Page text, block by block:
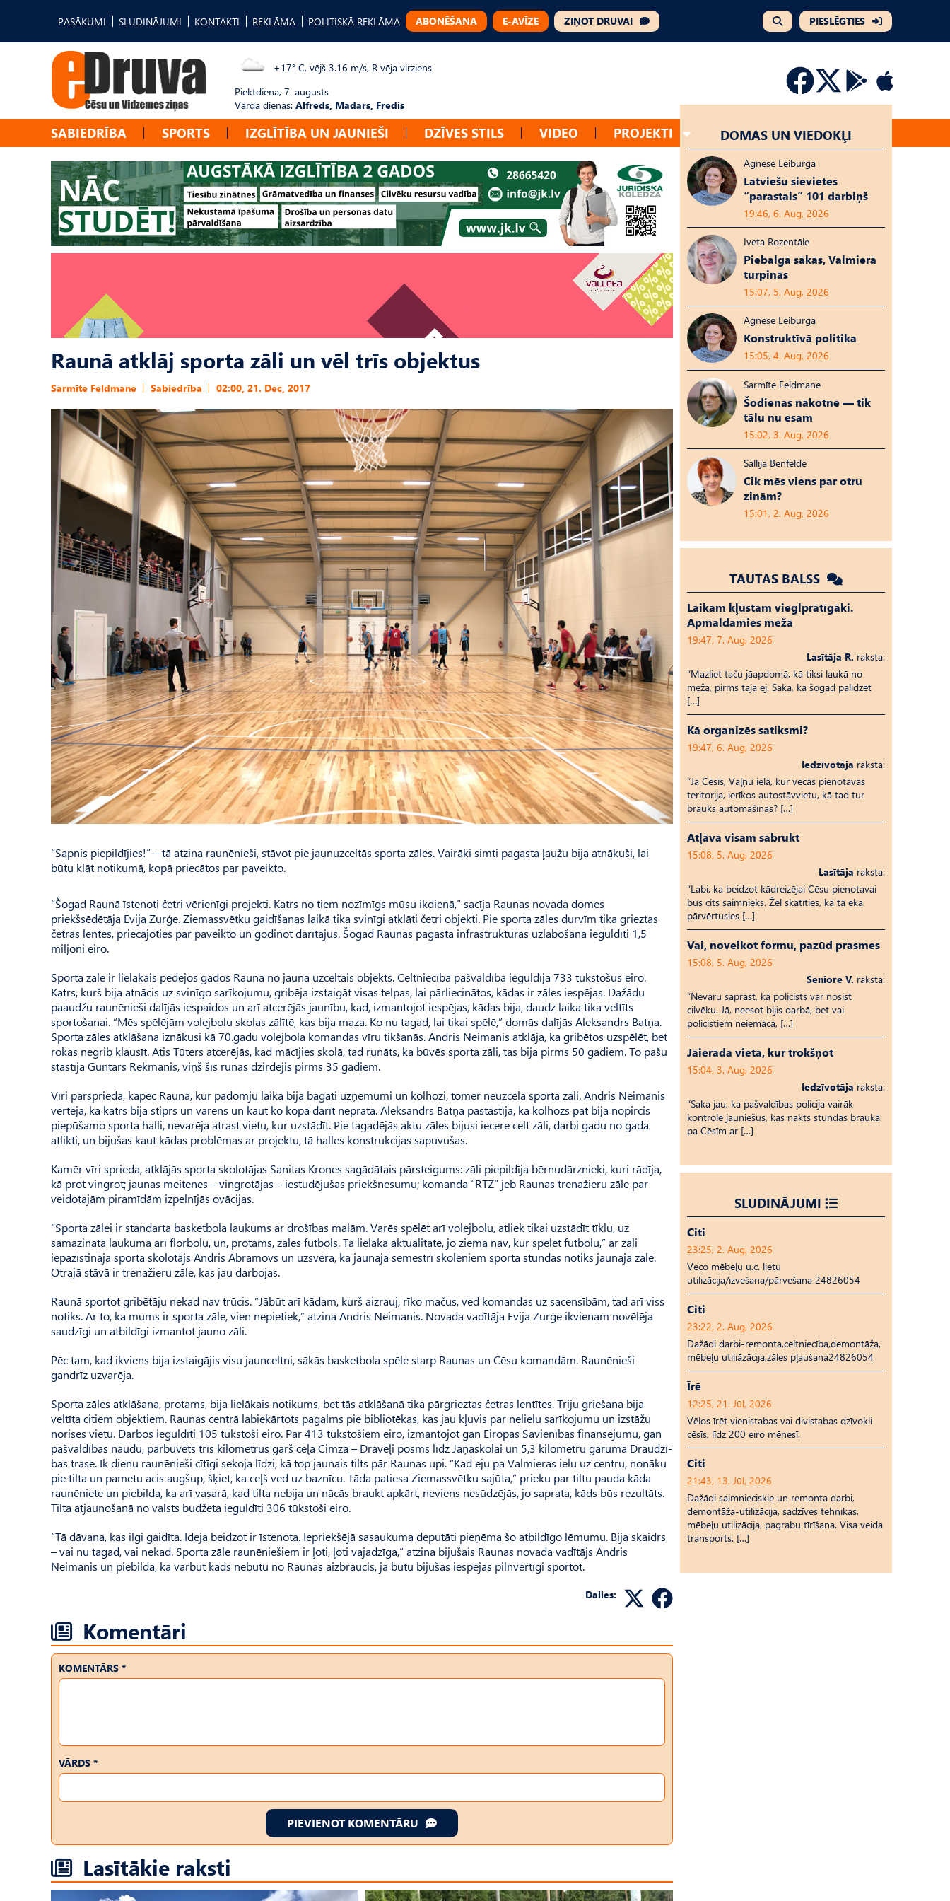
PASĀKUMI SLUDINĀJUMI KONTAKTI REKLĀMA POLITISKĀ REKLĀMA ABONĒŠANA E-AVĪZE ZIŅOT DRUVAI PIESLĒGTIES
+17° C, vējš 3.16 m/s, R vēja virziens
Piektdiena, 7. augusts
Vārda dienas: Alfrēds, Madars, Fredis
SABIEDRĪBA SPORTS IZGLĪTĪBA UN JAUNIEŠI DZĪVES STILS VIDEO PROJEKTI
Raunā atklāj sporta zāli un vēl trīs objektus
Sarmīte Feldmane Sabiedrība 02:00, 21. Dec, 2017
“Sapnis piepildījies!” – tā atzina raunēnieši, stāvot pie jaunuzceltās sporta zāles. Vairāki simti pagasta ļaužu bija atnākuši, lai
būtu klāt notikumā, kopā priecātos par paveikto.
“Šogad Raunā īstenoti četri vērienīgi projekti. Katrs no tiem nozīmīgs mūsu ikdienā,” sacīja Raunas novada domes
priekšsēdētāja Evija Zurģe. Ziemassvētku gaidīšanas laikā tika svinīgi atklāti četri objekti. Pie sporta zāles durvīm tika grieztas
četras lentes, priecājoties par paveikto un godinot darītājus. Šogad Raunas pagasta infrastruktūras uzlabošanā ieguldīti 1,5
miljoni eiro.
Sporta zāle ir lielākais pēdējos gados Raunā no jauna uzceltais objekts. Celtniecībā pašvaldība ieguldīja 733 tūkstošus eiro.
Katrs, kurš bija atnācis uz svinīgo sarīkojumu, gribēja izstaigāt visas telpas, lai pārliecinātos, kādas ir zāles iespējas. Dažādu
paaudžu raunēnieši dalījās iespaidos un arī atcerējās jaunību, kad, izmantojot iespējas, kādas bija, daudz laika tika veltīts
sportošanai. “Mēs spēlējām volejbolu skolas zālītē, kas bija maza. Ko nu tagad, lai tikai spēlē,” domās dalījās Aleksandrs Batņa.
Sporta zāles atklāšana iznākusi kā 70.gadu volejbola komandas vīru tikšanās. Andris Neimanis atklāja, ka gribētos uzspēlēt, bet
rokas negrib klausīt. Atis Tūters atcerējās, kad mācījies skolā, tad runāts, ka būvēs sporta zāli, tas bija pirms 50 gadiem. To pašu
stāstīja Guntars Rekmanis, viņš šīs runas dzirdējis pirms 35 gadiem.
Vīri pārsprieda, kāpēc Raunā, kur padomju laikā bija bagāti uzņēmumi un kolhozi, tomēr neuzcēla sporta zāli. Andris Neimanis
vērtēja, ka katrs bija stiprs un varens un kaut ko kopā darīt neprata. Aleksandrs Batņa pastāstīja, ka kolhozs pat bija nopircis
piepūšamo sporta halli, nevarēja atrast vietu, kur uzstādīt. Pie tagadējās aktu zāles bijusi iecere celt zāli, darbi gadu no gada
atlikti, un bijušas kaut kādas problēmas ar projektu, tā halles konstrukcijas sapuvušas.
Kamēr vīri sprieda, atklājās sporta skolotājas Sanitas Krones sagādātais pārsteigums: zāli piepildīja bērnudārznieki, kuri rādīja,
kā prot vingrot; jaunas meitenes – vingrotājas – iestudējušas priekšnesumu; komanda “RTZ” jeb Raunas trenažieru zāle par
veidotajām piramīdām izpelnījās ovācijas.
“Sporta zālei ir standarta basketbola laukums ar drošības malām. Varēs spēlēt arī volejbolu, atliek tikai uzstādīt tīklu, uz
samazinātā laukuma arī florbolu, un, protams, zāles futbols. Tā lielākā aktualitāte, jo ziemā nav, kur spēlēt futbolu,” ar zāli
iepazīstināja sporta skolotājs Andris Abra­movs un uzsvēra, ka jaunajā semestrī skolēniem sporta stundas notiks jaunajā zālē.
Otrajā stāvā ir trenažieru zāle, kas jau darbojas.
Raunā sportot gribētāju nekad nav trūcis. “Jābūt arī kādam, kurš aizrauj, rīko mačus, ved komandas uz sacensībām, tad arī viss
notiks. Ar to, ka mums ir sporta zāle, vien nepietiek,” atzina Andris Neimanis. Novada vadītāja Evija Zurģe ikvienam novēlēja
saudzīgi un atbildīgi izmantot jauno zāli.
Pēc tam, kad ikviens bija izstaigājis visu jaunceltni, sākās basketbola spēle starp Raunas un Cēsu komandām. Raunēnieši
gandrīz uzvarēja.
Sporta zāles atklāšana, protams, bija lielākais notikums, bet tās atklāšanā tika pārgrieztas četras lentītes. Triju griešana bija
veltīta citiem objektiem. Raunas centrā labiekārtots pagalms pie bibliotēkas, kas jau kļuvis par nelielu sarīkojumu un izstāžu
norises vietu. Darbos ieguldīti 105 tūkstoši eiro. Par 413 tūkstošiem eiro, izmantojot gan Eiropas Savienības finansējumu, gan
paš­valdības naudu, pārbūvēts trīs kilometrus garš ceļa Cimza – Dravēļi posms līdz Jāņaskolai un 5,3 kilometru garumā Draudzī­
bas trase. Ik dienu raunēnieši cītīgi sekoja līdzi, kā top jaunais tilts pār Raunas upi. “Kad eju pa Valmieras ielu uz centru, nonāku
pie tilta un pametu acis augšup, šķiet, ka ceļš ved uz baznīcu. Tāda patiesa Ziemassvētku sajūta,” prieku par tiltu pauda kāda
raunēniete un piebilda, ka arī vasarā, kad tilta nebija un nācās braukt apkārt, neviens nesūdzējās, jo saprata, kāds būs rezultāts.
Tilta atjaunošanā no valsts budžeta ieguldīti 306 tūkstoši eiro.
“Tā dāvana, kas ilgi gaidīta. Ideja beidzot ir īstenota. Ie­priekšējā sasaukuma deputāti pieņēma šo atbildīgo lēmumu. Bija skaidrs
– vai nu tagad, vai nekad. Sporta zāle raunēniešiem ir ļoti, ļoti vajadzīga,” atzina bijušais Raunas novada vadītājs Andris
Neimanis un piebilda, ka varbūt kāds nebūtu no Raunas aizbraucis, ja būtu bijušas iespējas pilnvērtīgi sportot.
Dalies:
Komentāri
KOMENTĀRS *
VĀRDS *
PIEVIENOT KOMENTĀRU
Lasītākie raksti
DOMAS UN VIEDOKĻI
Agnese Leiburga
Latviešu sievietes
“parastais” 101 darbiņš
19:46, 6. Aug, 2026
Iveta Rozentāle
Piebalgā sākās, Valmierā
turpinās
15:07, 5. Aug, 2026
Agnese Leiburga
Konstruktīvā politika
15:05, 4. Aug, 2026
Sarmīte Feldmane
Šodienas nākotne — tik
tālu nu esam
15:02, 3. Aug, 2026
Sallija Benfelde
Cik mēs viens par otru
zinām?
15:01, 2. Aug, 2026
TAUTAS BALSS
Laikam kļūstam vieglprātīgāki.
Apmaldamies mežā
19:47, 7. Aug, 2026
Lasītāja R. raksta:
“Mazliet taču jāapdomā, kā tiksi laukā no
meža, pirms tajā ej. Saka, ka šogad palīdzēt
[…]
Kā organizēs satiksmi?
19:47, 6. Aug, 2026
Iedzīvotāja raksta:
“Ja Cēsīs, Vaļņu ielā, kur vecās pienotavas
teritorija, ierīkos autostāvvietu, kā tad tur
brauks automašīnas? […]
Atļāva visam sabrukt
15:08, 5. Aug, 2026
Lasītāja raksta:
“Labi, ka beidzot kādreizējai Cēsu pienotavai
būs cits saimnieks. Žēl skatīties, kā tā ēka
pārvērtusies […]
Vai, novelkot formu, pazūd prasmes
15:08, 5. Aug, 2026
Seniore V. raksta:
“Nevaru saprast, kā policists var nosist
cilvēku. Jā, neesot bijis darbā, bet vai
policistiem neiemāca, […]
Jāierāda vieta, kur trokšņot
15:04, 3. Aug, 2026
Iedzīvotāja raksta:
“Saka jau, ka pašvaldības policija vairāk
kontrolē jauniešus, kas nakts stundās braukā
pa Cēsīm ar […]
SLUDINĀJUMI
Citi
23:25, 2. Aug, 2026
Veco mēbeļu u.c. lietu
utilizācija/izvešana/pārvešana 24826054
Citi
23:22, 2. Aug, 2026
Dažādi darbi-remonta,celtniecība,demontāža,
mēbeļu utiliāzācija,zāles pļaušana24826054
Īrē
12:25, 21. Jūl, 2026
Vēlos īrēt vienistabas vai divistabas dzīvokli
cēsīs, līdz 200 eiro mēnesī.
Citi
21:43, 13. Jūl, 2026
Dažādi saimnieciskie un remonta darbi,
demontāža-utilizācija, sadzīves tehnikas,
mēbeļu utilizācija, pagrabu tīrīšana. Visa veida
transports. […]